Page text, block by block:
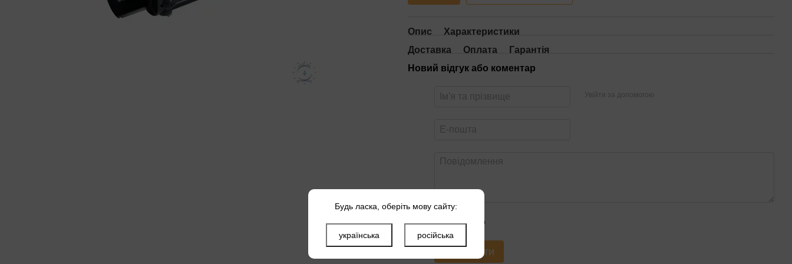
Опис
Характеристики
Доставка
Оплата
Гарантія
Новий відгук або коментар
Увійти за допомогою
Оцініть товар
Надіслати
Будь ласка, оберіть мову сайту:
українська російська